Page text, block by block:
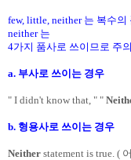
few, little, neither 는 복수의
neither 는
4가지 품사로 쓰이므로 주
a. 부사로 쓰이는 경우
" I didn't know that, " "
b. 형용사로 쓰이는 경우
Neither statement is true. (